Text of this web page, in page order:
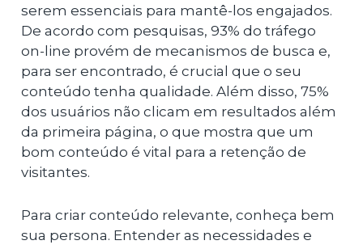
serem essenciais para mantê-los engajados.
De acordo com pesquisas, 93% do tráfego
on-line provém de mecanismos de busca e,
para ser encontrado, é crucial que o seu
conteúdo tenha qualidade. Além disso, 75%
dos usuários não clicam em resultados além
da primeira página, o que mostra que um
bom conteúdo é vital para a retenção de
visitantes.
Para criar conteúdo relevante, conheça bem
sua persona. Entender as necessidades e